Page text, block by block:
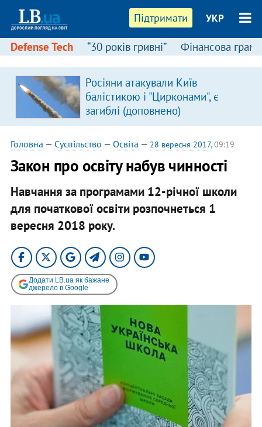
Підтримати УКР
Defense Tech “30 років гривні” Фінансова
Росіяни атакували Київ
балістикою і "Цирконами", є
загиблі (доповнено)
Головна — Суспільство — Освіта — 28 вересня 2017, 09:19
Закон про освіту набув чинності
Навчання за програмами 12-річної школи
для початкової освіти розпочнеться 1
вересня 2018 року.
Додати LB.ua як бажане
джерело в Google